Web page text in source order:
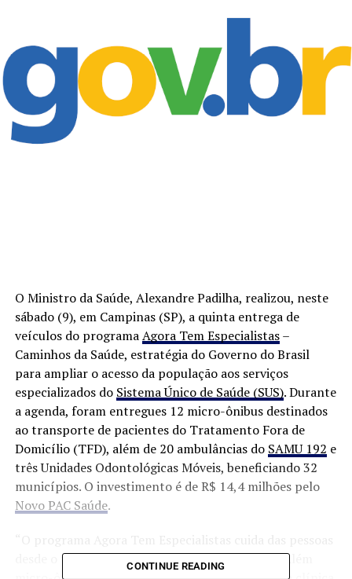
O Ministro da Saúde, Alexandre Padilha, realizou, neste
sábado (9), em Campinas (SP), a quinta entrega de
veículos do programaAgora Tem Especialistas–
Caminhos da Saúde, estratégia do Governo do Brasil
para ampliar o acesso da população aos serviços
especializados do Sistema Único de Saúde (SUS). Durante
a agenda, foram entregues 12 micro-ônibus destinados
ao transporte de pacientes do Tratamento Fora de
Domicílio (TFD), além de 20 ambulâncias do SAMU 192 e
três Unidades Odontológicas Móveis, beneficiando 32
municípios. O investimento é de R$ 14,4 milhões pelo
Novo PAC Saúde.
desde o transporte até o momento da cirurgia. Além
CONTINUE READING